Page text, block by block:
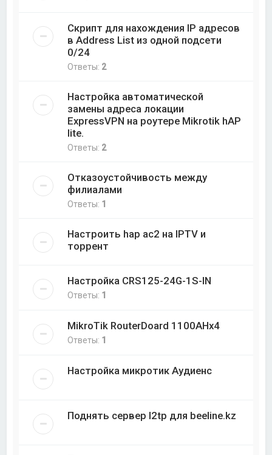
Скрипт для нахождения IP адресов
в Address List из одной подсети
0/24
Ответы: 2
Настройка автоматической
замены адреса локации
ExpressVPN на роутере Mikrotik hAP
lite.
Ответы: 2
Отказоустойчивость между
филиалами
Ответы: 1
Настроить hap ac2 на IPTV и
торрент
Настройка CRS125-24G-1S-IN
Ответы: 1
MikroTik RouterDoard 1100AHx4
Ответы: 1
Настройка микротик Аудиенс
Поднять сервер l2tp для beeline.kz